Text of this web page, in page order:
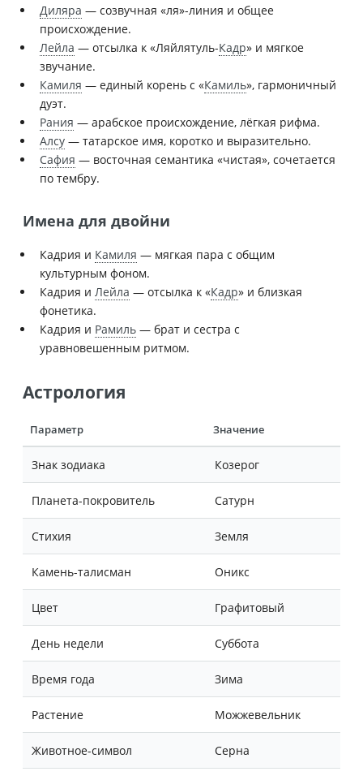
Диляра — созвучная «ля»-линия и общее
происхождение.
Лейла — отсылка к «Ляйлятуль-Кадр» и мягкое
звучание.
Камиля — единый корень с «Камиль», гармоничный
дуэт.
Рания — арабское происхождение, лёгкая рифма.
Алсу — татарское имя, коротко и выразительно.
Сафия — восточная семантика «чистая», сочетается
по тембру.
Имена для двойни
Кадрия и Камиля — мягкая пара с общим
культурным фоном.
Кадрия и Лейла — отсылка к «Кадр» и близкая
фонетика.
Кадрия и Рамиль — брат и сестра с
уравновешенным ритмом.
Астрология
Параметр Значение
Знак зодиака Козерог
Планета-покровитель Сатурн
Стихия Земля
Камень-талисман Оникс
Цвет Графитовый
День недели Суббота
Время года Зима
Растение Можжевельник
Животное-символ Серна